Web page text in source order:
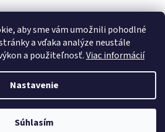
aby sme vám umožnili pohodlné
a vďaka analýze neustále
a použiteľnosť.Viac informácií
Nastavenie
Súhlasím
Vytvoril Shoptet
U PEPÁNKA